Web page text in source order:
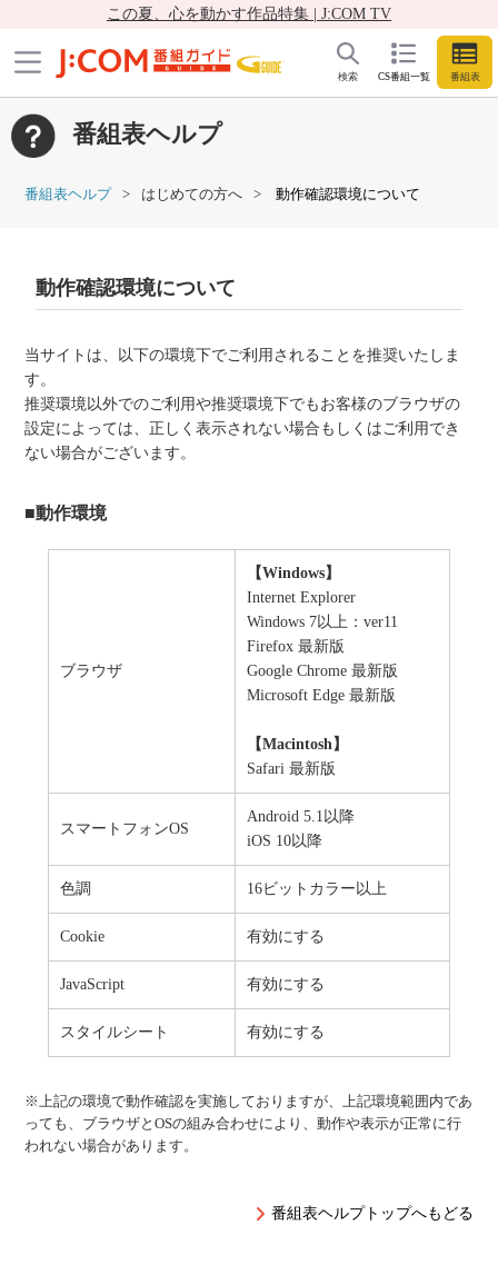
この夏、心を動かす作品特集 | J:COM TV
CS番組一覧 番組表
検索
番組表ヘルプ
番組表ヘルプ はじめての方へ 動作確認環境について
動作確認環境について
当サイトは、以下の環境下でご利用されることを推奨いたしま
す。
推奨環境以外でのご利用や推奨環境下でもお客様のブラウザの
設定によっては、正しく表示されない場合もしくはご利用でき
ない場合がございます。
■動作環境
ブラウザ
【Windows】
Internet Explorer
Windows 7以上：ver11
Firefox 最新版
Google Chrome 最新版
Microsoft Edge 最新版
【Macintosh】
Safari 最新版
スマートフォンOS
Android 5.1以降
iOS 10以降
色調 16ビットカラー以上
Cookie 有効にする
JavaScript 有効にする
スタイルシート 有効にする
※上記の環境で動作確認を実施しておりますが、上記環境範囲内であ
っても、ブラウザとOSの組み合わせにより、動作や表示が正常に行
われない場合があります。
番組表ヘルプトップへもどる